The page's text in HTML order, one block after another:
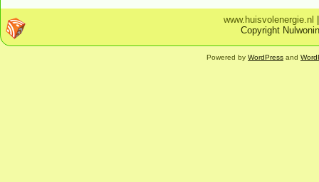
www.huisvolenergie.nl
Copyright
Powered by WordPress and